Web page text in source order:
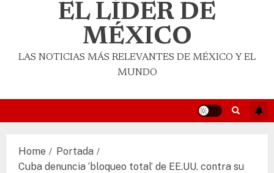
EL LÍDER DE
MÉXICO
LAS NOTICIAS MÁS RELEVANTES DE MÉXICO Y EL
MUNDO
Home
Portada
Cuba denuncia ‘bloqueo total’ de EE.UU. contra su